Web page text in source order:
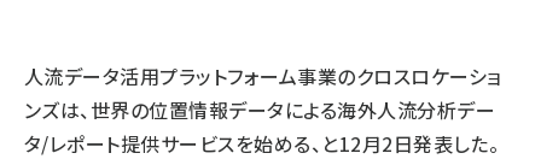
人流データ活用プラットフォーム事業のクロスロケーショ
ンズは、世界の位置情報データによる海外人流分析デー
タ/レポート提供サービスを始める、と12月2日発表した。